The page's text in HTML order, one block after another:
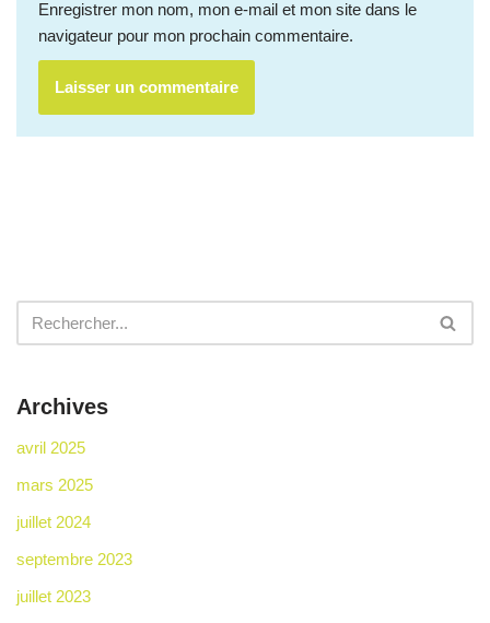
Enregistrer mon nom, mon e-mail et mon site dans le
navigateur pour mon prochain commentaire.
Archives
avril 2025
mars 2025
juillet 2024
septembre 2023
juillet 2023